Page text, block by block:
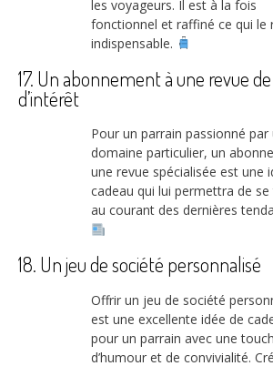
les voyageurs. Il est à la fois
fonctionnel et raffiné ce qui le
indispensable.
17. Un abonnement à une revue
d’intérêt
Pour un parrain passionné par
domaine particulier, un
une revue spécialisée est une
cadeau qui lui permettra de
au courant des dernières
18. Un jeu de société personnalisé
Offrir un jeu de société
est une excellente idée de
pour un parrain avec une
d’humour et de convivialité.